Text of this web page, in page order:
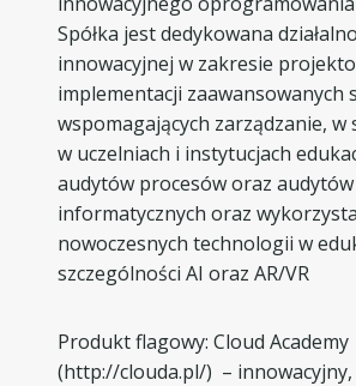
Spółka jest dedykowana
innowacyjnej w zakresie
implementacji zaawansowanych
wspomagających zarządzanie, w
w uczelniach i instytucjach
audytów procesów oraz audytów
informatycznych oraz
nowoczesnych technologii w
szczególności AI oraz AR/VR
Produkt flagowy: Cloud Academy
(http://clouda.pl/) – innowacyjny,